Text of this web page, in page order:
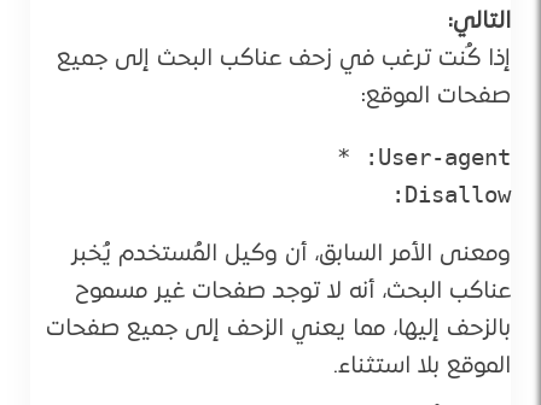
التالي:
إذا كُنت ترغب في زحف عناكب البحث إلى جميع
صفحات الموقع:
Disallow:
ومعنى الأمر السابق، أن وكيل المُستخدم يُخبر
عناكب البحث، أنه لا توجد صفحات غير مسموح
بالزحف إليها، مما يعني الزحف إلى جميع صفحات
الموقع بلا استثناء.